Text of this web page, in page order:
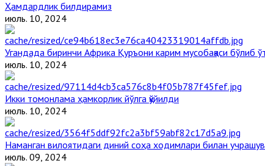
Ҳамдардлик билдирамиз
июль. 10, 2024
Угандада биринчи Aфрика Қуръони карим мусобақаси бўлиб
июль. 10, 2024
Икки томонлама ҳамкорлик йўлга қўйилди
июль. 10, 2024
Наманган вилоятидаги диний соҳа ходимлари билан
июль. 09, 2024